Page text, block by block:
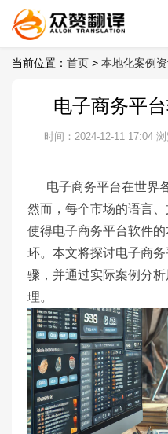
当前位置： 首页 > 本地化案例
电子商务平
时间：2024-12-11 17:04浏
电子商务平台在世界各
然而，每个市场的语言
使得电子商务平台软件
环。本文将探讨电子商
骤，并通过实际案例分
理。